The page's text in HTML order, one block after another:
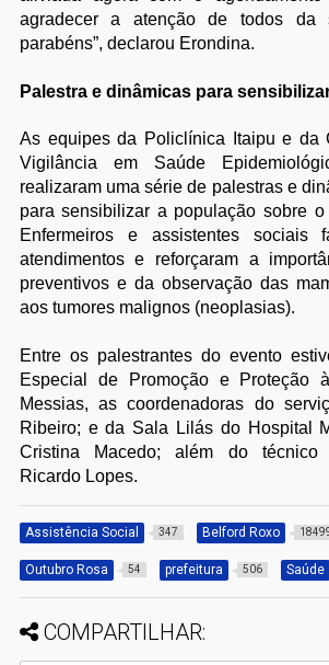
agradecer a atenção de todos da
parabéns”, declarou Erondina.
Palestra e dinâmicas para
As equipes da Policlínica Itaipu e da
Vigilância em Saúde
realizaram uma série de palestras e
para sensibilizar a população sobre
Enfermeiros e assistentes sociais
atendimentos e reforçaram a
preventivos e da observação das
aos tumores malignos (neoplasias).
Entre os palestrantes do evento
Especial de Promoção e Proteção
Messias, as coordenadoras do
Ribeiro; e da Sala Lilás do Hospital
Cristina Macedo; além do técnico
Ricardo Lopes.
Assistência Social 347 Belford Roxo
Outubro Rosa 54 prefeitura 506 Saúde
COMPARTILHAR: